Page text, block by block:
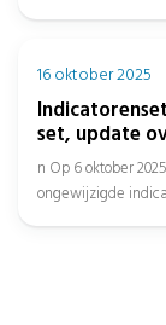
16 oktober 2025
set, update
n Op 6 oktober
ongewijzigde